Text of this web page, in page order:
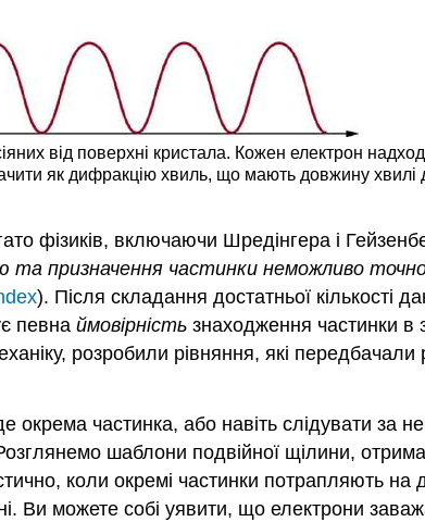
від поверхні кристала. Кожен електрон
як дифракцію хвиль, що мають довжину хвилі
фізиків, включаючи Шредінгера і
та призначення частинки неможливо
). Після складання достатньої кількості
певна ймовірність знаходження частинки в
розробили рівняння, які передбачали
частинка, або навіть слідувати за
шаблони подвійної щілини,
коли окремі частинки потрапляють на
Ви можете собі уявити, що електрони